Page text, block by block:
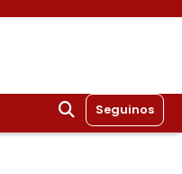
Seguinos